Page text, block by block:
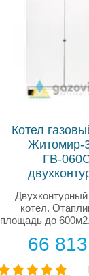
Котел
Житомир-
ГВ-
Двухконтурный
котел.
площадь до
автоматика.
имеет
покрытие.
66 813